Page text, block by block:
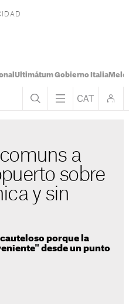
Ultimátum Gobierno Italia
a
sobre
y sin
cauteloso porque la
desde un punto